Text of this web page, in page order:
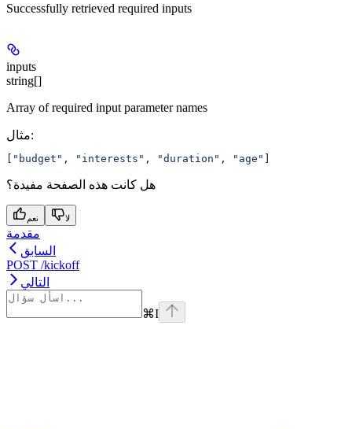
Successfully retrieved required inputs
inputs
string[]
Array of required input parameter names
مثال:
"budget" , "interests" , "duration" , "age"
هل كانت هذه الصفحة مفيدة؟
نعم لا
مقدمة
السابق
POST /kickoff
التالي
⌘I